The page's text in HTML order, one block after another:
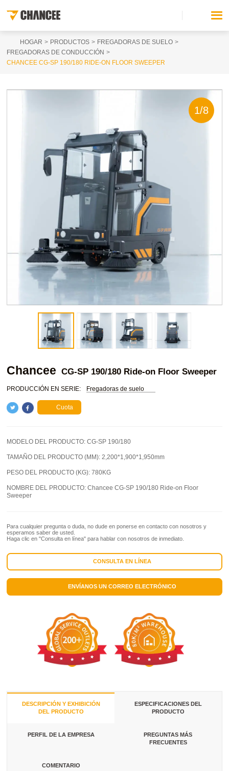
HOGAR PRODUCTOS
FREGADORAS DE SUELO
FREGADORAS DE CONDUCCIÓN
CHANCEE CG-SP 190/180 RIDE-ON FLOOR SWEEPER
1/8
Chancee CG-SP 190/180 Ride-on Floor Sweeper
PRODUCCIÓN EN SERIE: Fregadoras de suelo
Cuota
MODELO DEL PRODUCTO:CG-SP 190/180
TAMAÑO DEL PRODUCTO (MM):2,200*1,900*1,950mm
PESO DEL PRODUCTO (KG):780KG
NOMBRE DEL PRODUCTO:Chancee CG-SP 190/180 Ride-on Floor
Sweeper
Para cualquier pregunta o duda, no dude en ponerse en contacto con nosotros y
esperamos saber de usted.
Haga clic en "Consulta en línea" para hablar con nosotros de inmediato.
CONSULTA EN LÍNEA
ENVÍANOS UN CORREO ELECTRÓNICO
DESCRIPCIÓN Y EXHIBICIÓN
DEL PRODUCTO
ESPECIFICACIONES DEL
PRODUCTO
PERFIL DE LA EMPRESA
PREGUNTAS MÁS
FRECUENTES
COMENTARIO